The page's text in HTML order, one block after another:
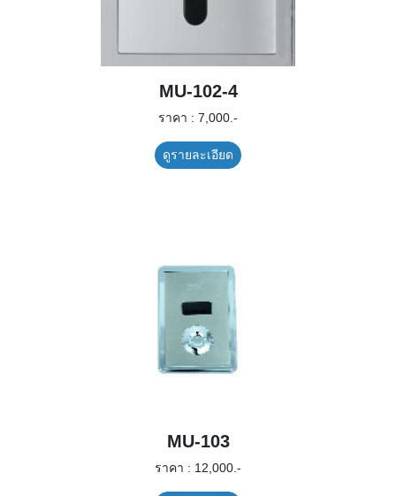
MU-102-4
ราคา : 7,000.-
ดูรายละเอียด
MU-103
ราคา : 12,000.-